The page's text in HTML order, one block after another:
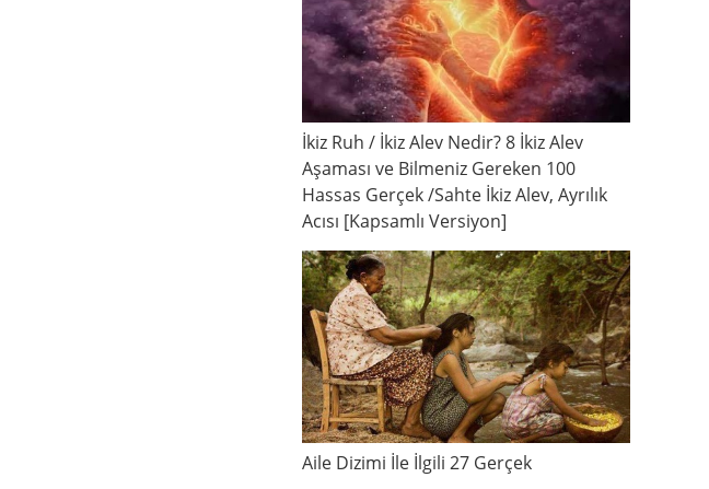
İkiz Ruh / İkiz Alev Nedir? 8 İkiz Alev
Aşaması ve Bilmeniz Gereken 100
Hassas Gerçek /Sahte İkiz Alev, Ayrılık
Acısı [Kapsamlı Versiyon]
Aile Dizimi İle İlgili 27 Gerçek